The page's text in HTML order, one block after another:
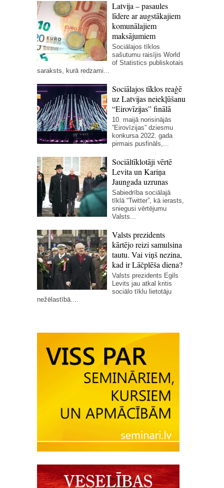
Latvija – pasaules
līdere ar augstākajiem
komunālajiem
maksājumiem
Sociālajos tīklos
sašutumu raisījis World
of Statistics publiskotais
saraksts, kurā redzami...
Sociālajos tīklos reaģē
uz Latvijas neiekļūšanu
“Eirovīzijas” finālā
10. maijā norisinājās
”Eirovīzijas” dziesmu
konkursa 2022. gada
pirmais pusfināls,...
Sociāltīklotāji vērtē
Levita un Kariņa
Jaungada uzrunas
Sabiedrība sociālajā
tīklā “Twitter”, kā ierasts,
sniegusi vērtējumu
Valsts...
Valsts prezidents
kārtējo reizi samulsina
tautu. Vai viņš nezina,
kad ir Lāčplēša diena?
Valsts prezidents Egils
Levits jau atkal kritis
sociālo tīklu lietotāju
nežēlastībā....